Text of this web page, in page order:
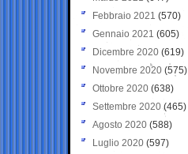
Febbraio 2021 (570)
Gennaio 2021 (605)
Dicembre 2020 (619)
Novembre 2020 (575)
Ottobre 2020 (638)
Settembre 2020(465)
Agosto 2020 (588)
Luglio 2020 (597)